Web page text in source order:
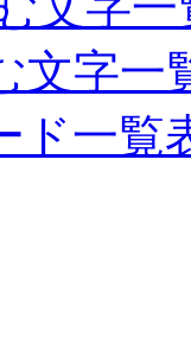
文字一
ド一覧